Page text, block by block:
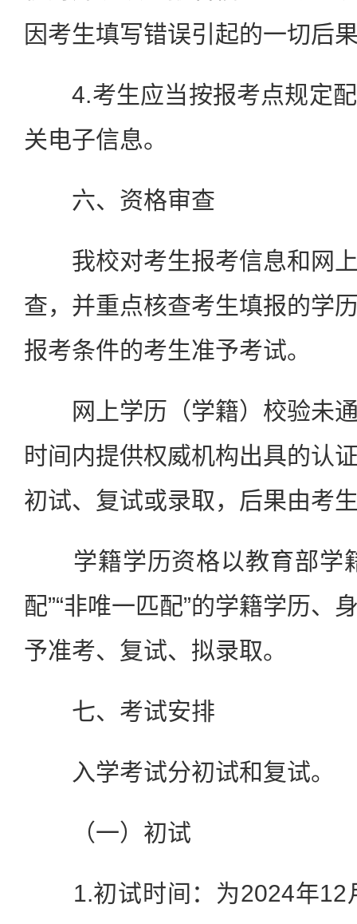
因考生填写错误引起的一切后
4.考生应当按报考点规定配
关电子信息。
六、资格审查
我校对考生报考信息和网上
查，并重点核查考生填报的学
报考条件的考生准予考试。
网上学历（学籍）校验未通
时间内提供权威机构出具的认
初试、复试或录取，后果由考
学籍学历资格以教育部学
配”“非唯一匹配”的学籍学历、
予准考、复试、拟录取。
七、考试安排
入学考试分初试和复试。
（一）初试
1.初试时间：为2024年12